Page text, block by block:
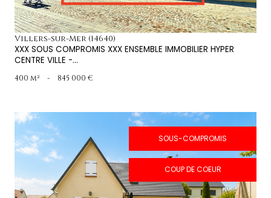
Villers-sur-Mer (14640)
XXX SOUS COMPROMIS XXX ENSEMBLE IMMOBILIER HYPER
CENTRE VILLE -...
400 m² - 845 000 €
SOUS-COMPROMIS
COUP DE COEUR